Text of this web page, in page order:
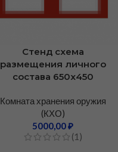
Стенд схема
размещения личного
состава 650х450
Комната хранения оружия
(КХО)
5000,00₽
(1)